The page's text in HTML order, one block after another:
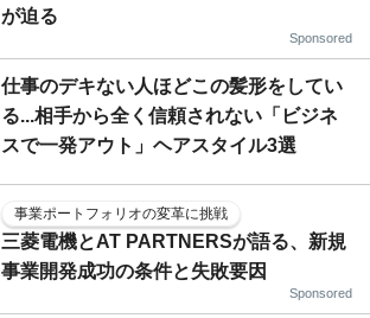
が迫る
Sponsored
仕事のデキない人ほどこの髪形をしてい
る...相手から全く信頼されない「ビジネ
スで一発アウト」ヘアスタイル3選
事業ポートフォリオの変革に挑戦
三菱電機とAT PARTNERSが語る、新規
事業開発成功の条件と失敗要因
Sponsored